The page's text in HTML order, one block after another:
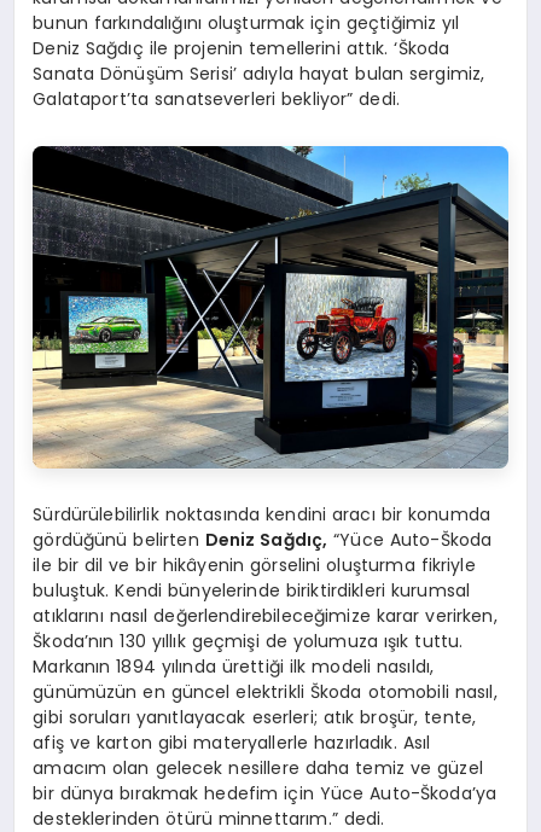
bunun farkındalığını oluşturmak için geçtiğimiz yıl
Deniz Sağdıç ile projenin temellerini attık. ‘Škoda
Sanata Dönüşüm Serisi’ adıyla hayat bulan sergimiz,
Galataport’ta sanatseverleri bekliyor” dedi.
Sürdürülebilirlik noktasında kendini aracı bir konumda
gördüğünü belirten Deniz Sağdıç, “Yüce Auto-Škoda
ile bir dil ve bir hikâyenin görselini oluşturma fikriyle
buluştuk. Kendi bünyelerinde biriktirdikleri kurumsal
atıklarını nasıl değerlendirebileceğimize karar verirken,
Škoda’nın 130 yıllık geçmişi de yolumuza ışık tuttu.
Markanın 1894 yılında ürettiği ilk modeli nasıldı,
günümüzün en güncel elektrikli Škoda otomobili nasıl,
gibi soruları yanıtlayacak eserleri; atık broşür, tente,
afiş ve karton gibi materyallerle hazırladık. Asıl
amacım olan gelecek nesillere daha temiz ve güzel
bir dünya bırakmak hedefim için Yüce Auto-Škoda’ya
desteklerinden ötürü minnettarım.” dedi.